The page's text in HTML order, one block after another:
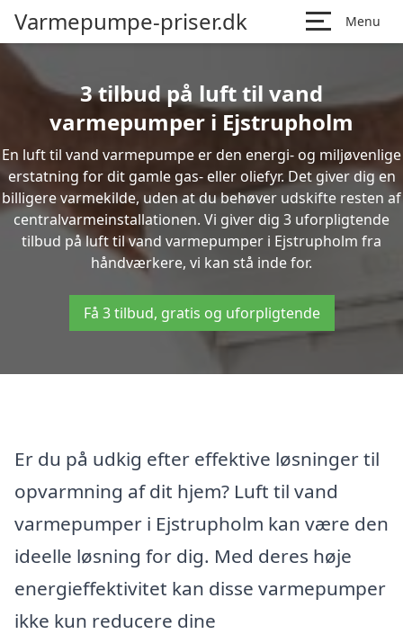
Varmepumpe-priser.dk Menu
3 tilbud på luft til vand
varmepumper i Ejstrupholm
En luft til vand varmepumpe er den energi- og miljøvenlige
erstatning for dit gamle gas- eller oliefyr. Det giver dig en
billigere varmekilde, uden at du behøver udskifte resten af
centralvarmeinstallationen. Vi giver dig 3 uforpligtende
tilbud på luft til vand varmepumper i Ejstrupholm fra
håndværkere, vi kan stå inde for.
Få 3 tilbud, gratis og uforpligtende
Er du på udkig efter effektive løsninger til
opvarmning af dit hjem? Luft til vand
varmepumper i Ejstrupholm kan være den
ideelle løsning for dig. Med deres høje
energieffektivitet kan disse varmepumper
ikke kun reducere dine